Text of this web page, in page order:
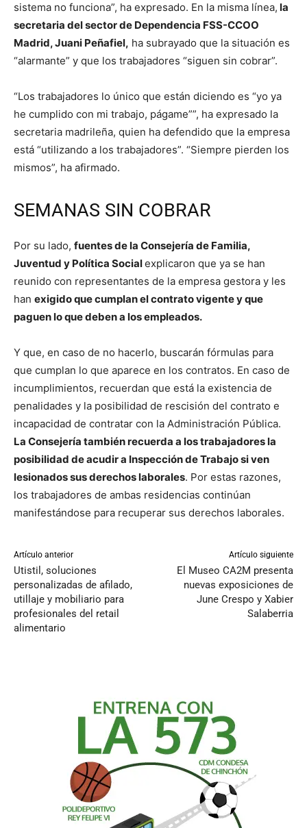
sistema no funciona”, ha expresado. En la misma línea, la
secretaria del sector de Dependencia FSS-CCOO
Madrid, Juani Peñafiel, ha subrayado que la situación es
“alarmante” y que los trabajadores “siguen sin cobrar”.
“Los trabajadores lo único que están diciendo es “yo ya
he cumplido con mi trabajo, págame””, ha expresado la
secretaria madrileña, quien ha defendido que la empresa
está “utilizando a los trabajadores”. “Siempre pierden los
mismos”, ha afirmado.
SEMANAS SIN COBRAR
Por su lado, fuentes de la Consejería de Familia,
Juventud y Política Socialexplicaron que ya se han
reunido con representantes de la empresa gestora y les
han exigido que cumplan el contrato vigente y que
paguen lo que deben a los empleados.
Y que, en caso de no hacerlo, buscarán fórmulas para
que cumplan lo que aparece en los contratos. En caso de
incumplimientos, recuerdan que está la existencia de
penalidades y la posibilidad de rescisión del contrato e
incapacidad de contratar con la Administración Pública.
La Consejería también recuerda a los trabajadores la
posibilidad de acudir a Inspección de Trabajo si ven
lesionados sus derechos laborales. Por estas razones,
los trabajadores de ambas residencias continúan
manifestándose para recuperar sus derechos laborales.
Artículo anterior
Utistil, soluciones
personalizadas de afilado,
utillaje y mobiliario para
profesionales del retail
alimentario
Artículo siguiente
El Museo CA2M presenta
nuevas exposiciones de
June Crespo y Xabier
Salaberria